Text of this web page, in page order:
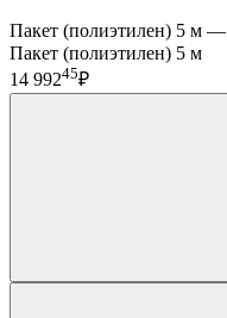
Пакет (полиэтилен) 5 м —
Пакет (полиэтилен) 5 м
14 99245₽